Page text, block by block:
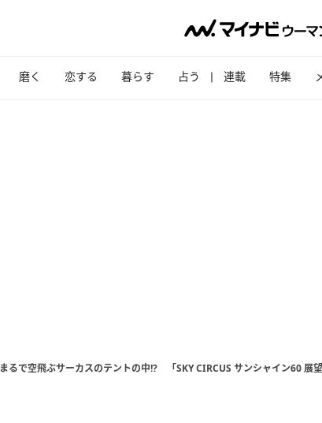
磨く 恋する 暮らす 占う 連載 特集
まるで空飛ぶサーカスのテントの中!? 「SKY CIRCUS サンシャイン60 展